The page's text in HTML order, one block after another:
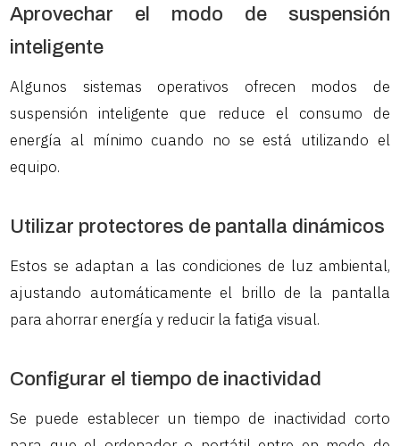
Aprovechar el modo de suspensión
inteligente
Algunos sistemas operativos ofrecen modos de
suspensión inteligente que reduce el consumo de
energía al mínimo cuando no se está utilizando el
equipo.
Utilizar protectores de pantalla dinámicos
Estos se adaptan a las condiciones de luz ambiental,
ajustando automáticamente el brillo de la pantalla
para ahorrar energía y reducir la fatiga visual.
Configurar el tiempo de inactividad
Se puede establecer un tiempo de inactividad corto